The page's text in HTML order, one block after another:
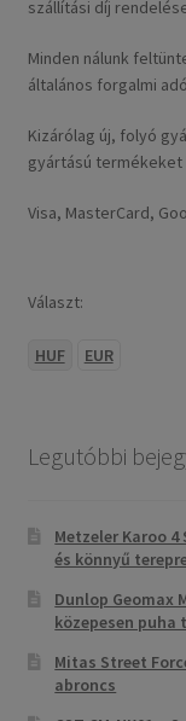
szállítási díj
Minden nálunk
általános forgalmi
Kizárólag új, folyó
gyártású termékeket
Visa, MasterCard,
Választ:
HUF EUR
Legutóbbi
Metzeler Karoo
és könnyű
Dunlop Geomax
közepesen puha
Mitas Street
abroncs